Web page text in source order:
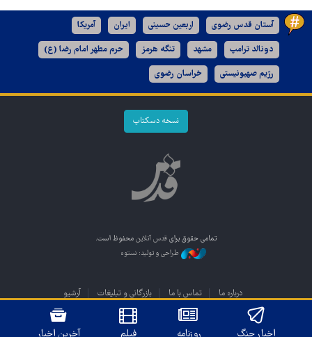
آستان قدس رضوی اربعین حسینی ایران آمریکا
دونالد ترامپ مشهد تنگه هرمز حرم مطهر امام رضا (ع)
رژیم صهیونیستی خراسان رضوی
نسخه دسکتاپ
تمامی حقوق برای قدس آنلاین محفوظ است.
طراحی و تولید: نستوه
درباره ما تماس با ما بازرگانی و تبلیغات آرشیو
اخبار جنگ روزنامه فیلم آخرین اخبار